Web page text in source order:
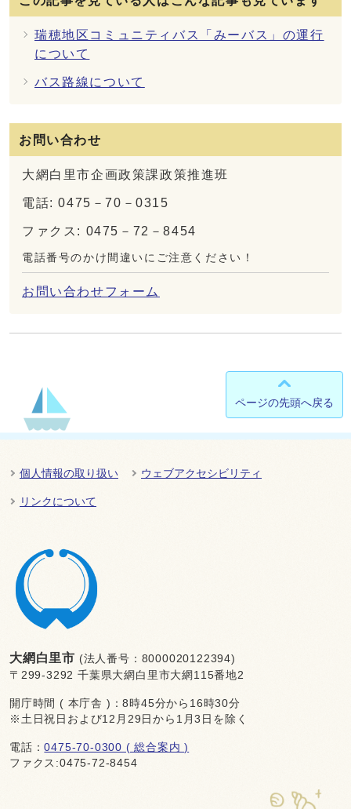
瑞穂地区コミュニティバス「みーバス」の運行
について
バス路線について
お問い合わせ
大網白里市企画政策課政策推進班
電話: 0475－70－0315
ファクス: 0475－72－8454
電話番号のかけ間違いにご注意ください！
お問い合わせフォーム
ページの先頭へ戻る
個人情報の取り扱い ウェブアクセシビリティ
リンクについて
大網白里市 (法人番号：8000020122394)
〒299-3292 千葉県大網白里市大網115番地2
開庁時間 ( 本庁舎 )：8時45分から16時30分
※土日祝日および12月29日から1月3日を除く
電話：0475-70-0300 ( 総合案内 )
ファクス:0475-72-8454